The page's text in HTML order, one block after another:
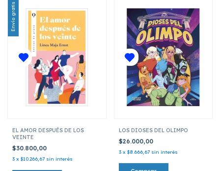
Envío gratis
EL AMOR DESPUÉS DE LOS
VEINTE
$30.800,00
3 x $10.266,67 sin interés
LOS DIOSES DEL OLIMPO
$26.000,00
3 x $8.666,67 sin interés